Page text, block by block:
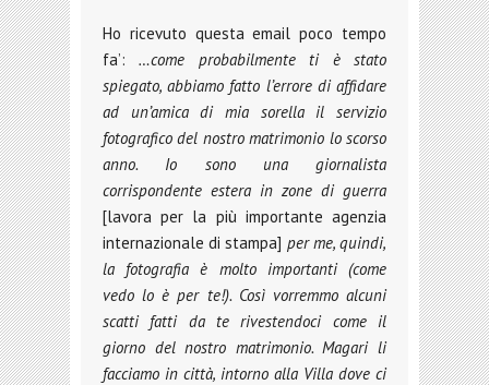
Ho ricevuto questa email poco tempo
fa’:…come probabilmente ti è stato
spiegato, abbiamo fatto l’errore di affidare
ad un’amica di mia sorella il servizio
fotografico del nostro matrimonio lo scorso
anno. Io sono una giornalista
corrispondente estera in zone di guerra
[lavora per la più importante agenzia
internazionale di stampa] per me, quindi,
la fotografia è molto importanti (come
vedo lo è per te!). Così vorremmo alcuni
scatti fatti da te rivestendoci come il
giorno del nostro matrimonio. Magari li
facciamo in città, intorno alla Villa dove ci